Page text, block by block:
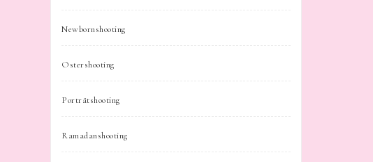
Newbornshooting
Ostershooting
Porträtshooting
Ramadanshooting